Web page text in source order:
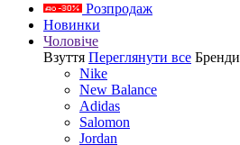
Розпродаж
Новинки
Чоловіче
Взуття Переглянути все Бренди
Nike
New Balance
Adidas
Salomon
Jordan